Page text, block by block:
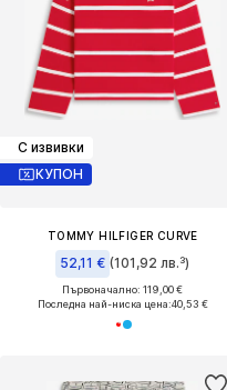
С извивки
КУПОН
TOMMY HILFIGER CURVE
52,11 € (101,92 лв.³)
Първоначално: 119,00 €
Последна най-ниска цена:40,53 €